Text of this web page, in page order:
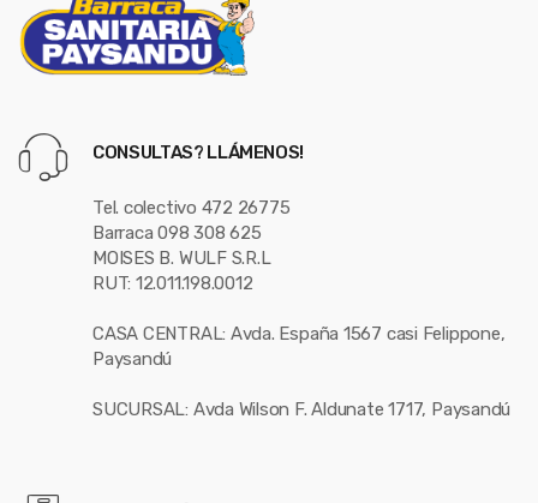
CONSULTAS? LLÁMENOS!
Tel. colectivo 472 26775
Barraca 098 308 625
MOISES B. WULF S.R.L
RUT: 12.011.198.0012
CASA CENTRAL: Avda. España 1567 casi Felippone,
Paysandú
SUCURSAL: Avda Wilson F. Aldunate 1717, Paysandú